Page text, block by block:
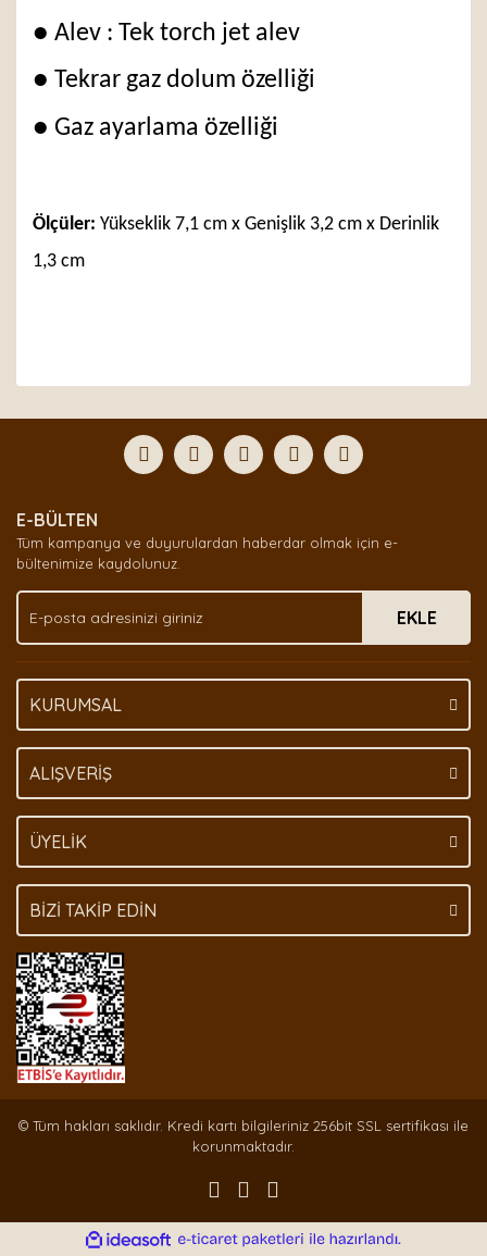
● Alev : Tek torch jet alev
● Tekrar gaz dolum özelliği
● Gaz ayarlama özelliği
Ölçüler: Yükseklik 7,1 cm x Genişlik 3,2 cm x Derinlik
1,3 cm
Yorum Yaz
formunu kullanarak tarafımıza iletebilirsiniz.
Görüş ve önerileriniz için teşekkür ederiz.
Ürün açıklamasında eksik bilgiler bulunuyor.
Ürün bilgilerinde hatalar bulunuyor.
Ürün fiyatı diğer sitelerden daha pahalı.
Bu ürüne benzer farklı alternatifler olmalı.
E-BÜLTEN
Tüm kampanya ve duyurulardan haberdar olmak için e-
bültenimize kaydolunuz.
EKLE
KURUMSAL
ALIŞVERİŞ
ÜYELİK
BİZİ TAKİP EDİN
© Tüm hakları saklıdır. Kredi kartı bilgileriniz 256bit SSL sertifikası ile
korunmaktadır.
ideasoft
e-